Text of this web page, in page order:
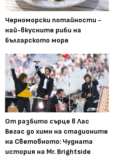
Черноморски потайности -
най-вкусните риби на
българското море
От разбито сърце в Лас
Вегас до химн на стадионите
на Световното: Чудната
история на Mr. Brightside